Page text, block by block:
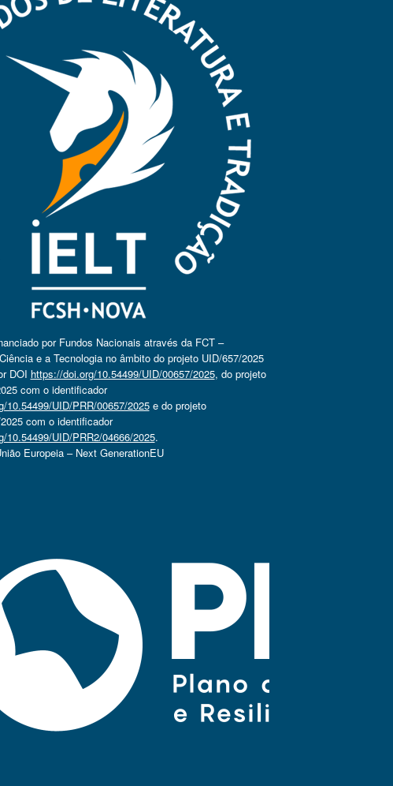
por Fundos Nacionais através da FCT –
e a Tecnologia no âmbito do projeto UID/657/2025
DOI https://doi.org/10.54499/UID/00657/2025, do projeto
com o identificador
10.54499/UID/PRR/00657/2025e do projeto
com o identificador
10.54499/UID/PRR2/04666/2025.
Europeia – Next GenerationEU